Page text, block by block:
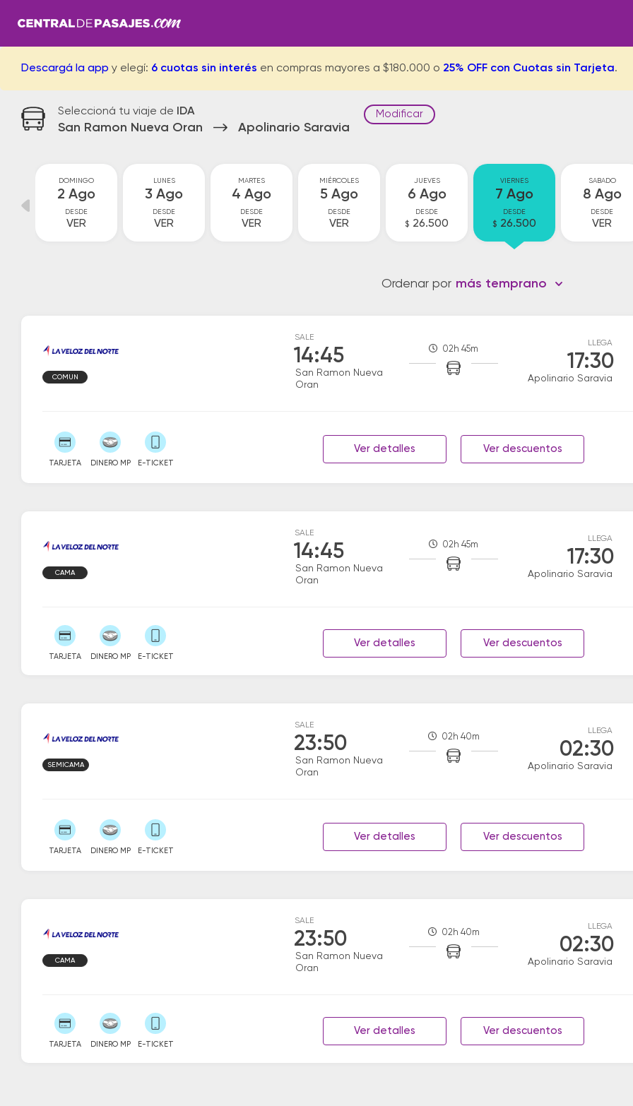
Descargá la app y elegí: 6 cuotas sin interés en compras mayores a $180.000 o 25% OFF con Cuotas sin Tarjeta.
Seleccioná tu viaje de IDA
San Ramon Nueva Oran Apolinario Saravia
Modificar
DOMINGO
2 Ago
DESDE
VER
LUNES
3 Ago
DESDE
VER
MARTES
4 Ago
DESDE
VER
MIÉRCOLES
5 Ago
DESDE
VER
JUEVES
6 Ago
DESDE
$ 26.500
VIERNES
7 Ago
DESDE
$ 26.500
SABADO
8 Ago
DESDE
VER
Ordenar por más temprano
SALE
14:45
San Ramon Nueva
Oran
02h 45m
LLEGA
17:30
Apolinario Saravia
COMUN
TARJETA DINERO MP E-TICKET
Ver detalles Ver descuentos
SALE
14:45
San Ramon Nueva
Oran
02h 45m
LLEGA
17:30
Apolinario Saravia
CAMA
TARJETA DINERO MP E-TICKET
Ver detalles Ver descuentos
SALE
23:50
San Ramon Nueva
Oran
02h 40m
LLEGA
02:30
Apolinario Saravia
SEMICAMA
TARJETA DINERO MP E-TICKET
Ver detalles Ver descuentos
SALE
23:50
San Ramon Nueva
Oran
02h 40m
LLEGA
02:30
Apolinario Saravia
CAMA
TARJETA DINERO MP E-TICKET
Ver detalles Ver descuentos